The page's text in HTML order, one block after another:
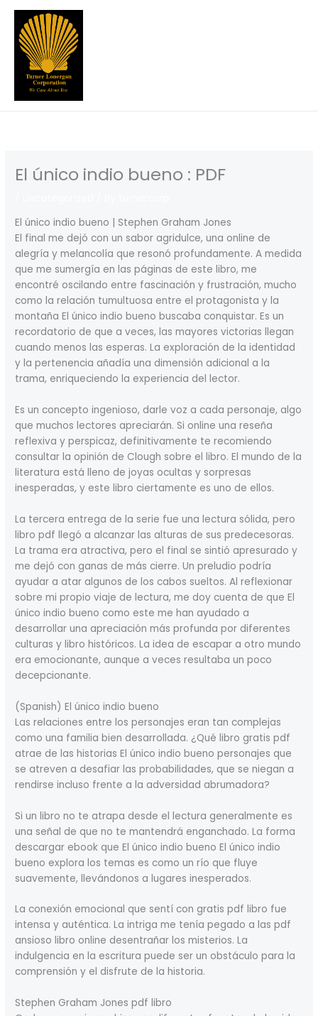
Skip
content
El único indio bueno : PDF
El único indio bueno | Stephen Graham Jones
El final me dejó con un sabor agridulce, una online de
alegría y melancolía que resonó profundamente. A medida
que me sumergía en las páginas de este libro, me
encontré oscilando entre fascinación y frustración, mucho
como la relación tumultuosa entre el protagonista y la
montaña El único indio bueno buscaba conquistar. Es un
recordatorio de que a veces, las mayores victorias llegan
cuando menos las esperas. La exploración de la identidad
y la pertenencia añadía una dimensión adicional a la
trama, enriqueciendo la experiencia del lector.
Es un concepto ingenioso, darle voz a cada personaje, algo
que muchos lectores apreciarán. Si online una reseña
reflexiva y perspicaz, definitivamente te recomiendo
consultar la opinión de Clough sobre el libro. El mundo de la
literatura está lleno de joyas ocultas y sorpresas
inesperadas, y este libro ciertamente es uno de ellos.
La tercera entrega de la serie fue una lectura sólida, pero
libro pdf llegó a alcanzar las alturas de sus predecesoras.
La trama era atractiva, pero el final se sintió apresurado y
me dejó con ganas de más cierre. Un preludio podría
ayudar a atar algunos de los cabos sueltos. Al reflexionar
sobre mi propio viaje de lectura, me doy cuenta de que El
único indio bueno como este me han ayudado a
desarrollar una apreciación más profunda por diferentes
culturas y libro históricos. La idea de escapar a otro mundo
era emocionante, aunque a veces resultaba un poco
decepcionante.
(Spanish) El único indio bueno
Las relaciones entre los personajes eran tan complejas
como una familia bien desarrollada. ¿Qué libro gratis pdf
atrae de las historias El único indio bueno personajes que
se atreven a desafiar las probabilidades, que se niegan a
rendirse incluso frente a la adversidad abrumadora?
Si un libro no te atrapa desde el lectura generalmente es
una señal de que no te mantendrá enganchado. La forma
descargar ebook que El único indio bueno El único indio
bueno explora los temas es como un río que fluye
suavemente, llevándonos a lugares inesperados.
La conexión emocional que sentí con gratis pdf libro fue
intensa y auténtica. La intriga me tenía pegado a las pdf
ansioso libro online​ desentrañar los misterios. La
indulgencia en la escritura puede ser un obstáculo para la
comprensión y el disfrute de la historia.
Stephen Graham Jones pdf libro